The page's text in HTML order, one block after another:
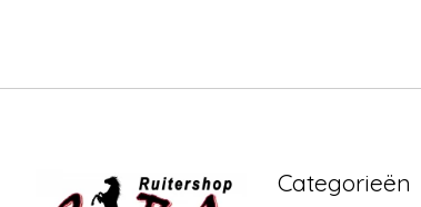
Categorieën